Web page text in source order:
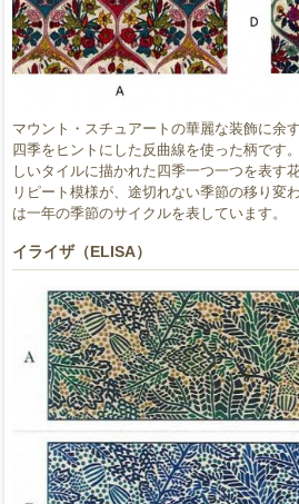
マウント・スチュアートの華麗な装飾に余
四季をヒントにした反曲線を使った柄です
しいタイルに描かれた四季一つ一つを表す
リピート模様が、途切れない季節の移り変
は一年の季節のサイクルを表しています。
イライザ（ELISA）